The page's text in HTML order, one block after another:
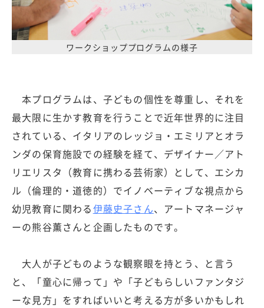
ワークショッププログラムの様子
本プログラムは、子どもの個性を尊重し、それを
最大限に生かす教育を行うことで近年世界的に注目
されている、イタリアのレッジョ・エミリアとオラ
ンダの保育施設での経験を経て、デザイナー／アト
リエリスタ（教育に携わる芸術家）として、エシカ
ル（倫理的・道徳的）でイノベーティブな視点から
幼児教育に関わる伊藤史子さん、アートマネージャ
ーの熊谷薫さんと企画したものです。
大人が子どものような観察眼を持とう、と言う
と、「童心に帰って」や「子どもらしいファンタジ
ーな見方」をすればいいと考える方が多いかもしれ